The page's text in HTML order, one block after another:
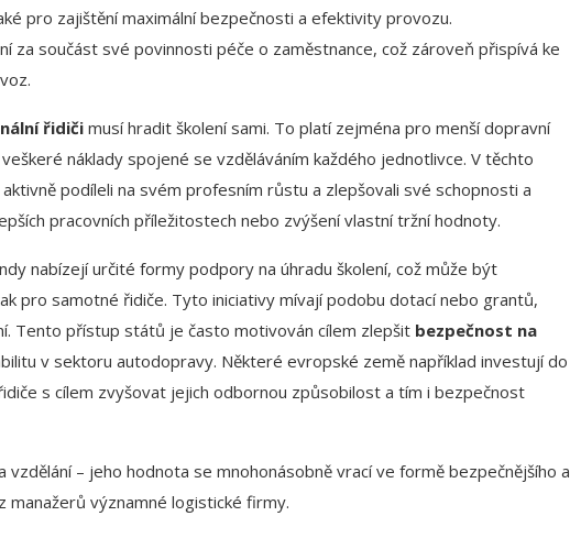
pro zajištění maximální bezpečnosti a efektivity provozu.
za součást své povinnosti péče o zaměstnance, což zároveň přispívá ke
řidiči musí hradit školení sami. To platí zejména pro menší dopravní
náklady spojené se vzděláváním každého jednotlivce. V těchto
podíleli na svém profesním růstu a zlepšovali své schopnosti a
pracovních příležitostech nebo zvýšení vlastní tržní hodnoty.
nabízejí určité formy podpory na úhradu školení, což může být
pro samotné řidiče. Tyto iniciativy mívají podobu dotací nebo grantů,
Tento přístup států je často motivován cílem zlepšit bezpečnost na
v sektoru autodopravy. Některé evropské země například investují do
s cílem zvyšovat jejich odbornou způsobilost a tím i bezpečnost
vzdělání – jeho hodnota se mnohonásobně vrací ve formě bezpečnějšího a
manažerů významné logistické firmy.